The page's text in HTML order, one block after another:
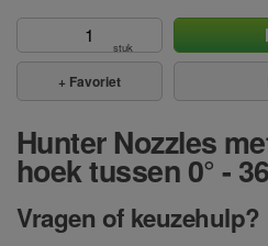
stuk
+ Favoriet
Hunter Nozzles
hoek tussen 0° -
Vragen of keuzehulp?